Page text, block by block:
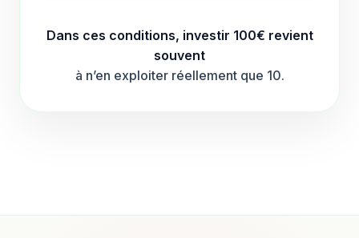
Dans ces conditions, investir 100€ revient
souvent
à n’en exploiter réellement que 10.